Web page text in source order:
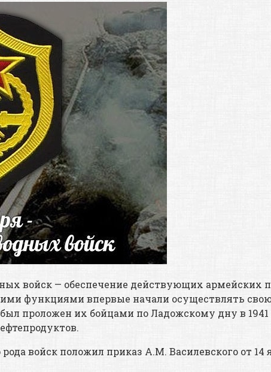
войск — обеспечение действующих армейских
функциями впервые начали осуществлять
проложен их бойцами по Ладожскому дну в
войск положил приказ А.М. Василевского от